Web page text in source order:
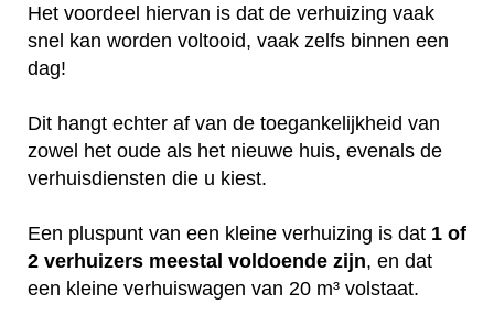
Het voordeel hiervan is dat de verhuizing vaak
snel kan worden voltooid, vaak zelfs binnen een
dag!
Dit hangt echter af van de toegankelijkheid van
zowel het oude als het nieuwe huis, evenals de
verhuisdiensten die u kiest.
Een pluspunt van een kleine verhuizing is dat 1 of
2 verhuizers meestal voldoende zijn, en dat
een kleine verhuiswagen van 20 m³ volstaat.